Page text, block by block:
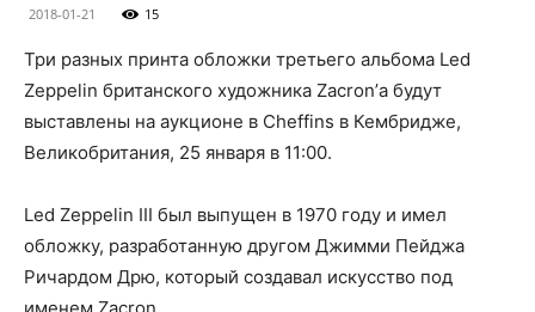
2018-01-21 15
Три разных принта обложки третьего альбома Led
Zeppelin британского художника Zacron’а будут
выставлены на аукционе в Cheffins в Кембридже,
Великобритания, 25 января в 11:00.
Led Zeppelin III был выпущен в 1970 году и имел
обложку, разработанную другом Джимми Пейджа
Ричардом Дрю, который создавал искусство под